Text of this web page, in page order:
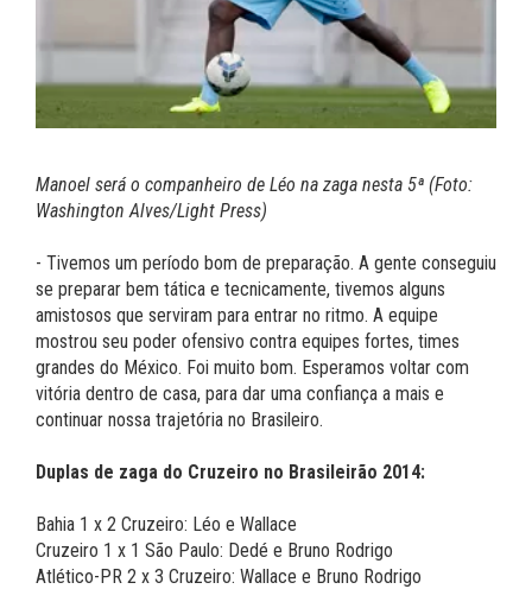
Manoel será o companheiro de Léo na zaga nesta 5ª (Foto:
Washington Alves/Light Press)
- Tivemos um período bom de preparação. A gente conseguiu
se preparar bem tática e tecnicamente, tivemos alguns
amistosos que serviram para entrar no ritmo. A equipe
mostrou seu poder ofensivo contra equipes fortes, times
grandes do México. Foi muito bom. Esperamos voltar com
vitória dentro de casa, para dar uma confiança a mais e
continuar nossa trajetória no Brasileiro.
Duplas de zaga do Cruzeiro no Brasileirão 2014:
Bahia 1 x 2 Cruzeiro: Léo e Wallace
Cruzeiro 1 x 1 São Paulo: Dedé e Bruno Rodrigo
Atlético-PR 2 x 3 Cruzeiro: Wallace e Bruno Rodrigo